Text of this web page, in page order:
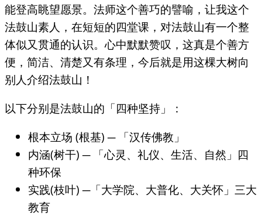
能登高眺望愿景。法师这个善巧的譬喻，让我这个
法鼓山素人，在短短的四堂课，对法鼓山有一个整
体似又贯通的认识。心中默默赞叹，这真是个善方
便，简洁、清楚又有条理，今后就是用这棵大树向
别人介绍法鼓山！
以下分别是法鼓山的「四种坚持」：
根本立场 (根基) ─ 「汉传佛教」
内涵(树干) ─ 「心灵、礼仪、生活、自然」四
种环保
实践(枝叶) ─「大学院、大普化、大关怀」三大
教育